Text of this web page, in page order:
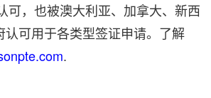
可，也被澳大利亚、加拿大、新西
认可用于各类型签证申请。了解
.